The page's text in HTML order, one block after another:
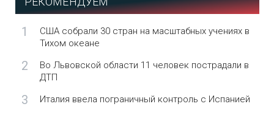
1
США собрали 30 стран на масштабных учениях в
Тихом океане
2
Во Львовской области 11 человек пострадали в
ДТП
3 Италия ввела пограничный контроль с Испанией